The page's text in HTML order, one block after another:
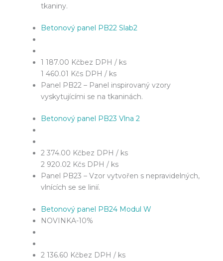
tkaniny.
Betonový panel PB22 Slab2
1 187.00 Kčbez DPH / ks
1 460.01 Kčs DPH / ks
Panel PB22 – Panel inspirovaný vzory
vyskytujícími se na tkaninách.
Betonový panel PB23 Vlna 2
2 374.00 Kčbez DPH / ks
2 920.02 Kčs DPH / ks
Panel PB23 – Vzor vytvořen s nepravidelných,
vlnících se se linií.
Betonový panel PB24 Modul W
NOVINKA-10%
2 136.60 Kčbez DPH / ks